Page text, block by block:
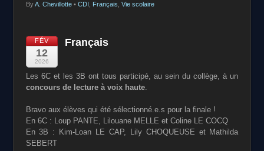
ByA. Chevillotte• CDI Français Vie scolaire
FÉV
12
2026
Français
Les 6C et les 3B ont tous participé, au sein du collège, à un
concours de lecture à voix haute.
Bravo aux élèves qui été sélectionné.e.s pour la finale !
En 6C : Loup PANTE, Lilouane MELLE et Coline LE COCQ
En 3B : Kim-Loan LE CAP, Lily CHOQUEUSE et Mathilda
SEBERT